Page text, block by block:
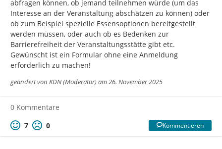
abfragen können, ob jemand teilnehmen würde (um das
Interesse an der Veranstaltung abschätzen zu können) oder
ob zum Beispiel spezielle Essensoptionen bereitgestellt
werden müssen, oder auch ob es Bedenken zur
Barrierefreiheit der Veranstaltungsstätte gibt etc.
Gewünscht ist ein Formular ohne eine Anmeldung
erforderlich zu machen!
geändert von KDN (Moderator)am 26. November 2025
0 Kommentare
7
0 Kommentieren